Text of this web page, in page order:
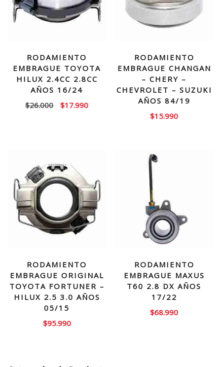
RODAMIENTO
EMBRAGUE TOYOTA
HILUX 2.4CC 2.8CC
AÑOS 16/24
$26.000
El
$17.990El
RODAMIENTO
EMBRAGUE CHANGAN
– CHERY –
CHEVROLET – SUZUKI
AÑOS 84/19
$15.990
RODAMIENTO
EMBRAGUE ORIGINAL
TOYOTA FORTUNER –
HILUX 2.5 3.0 AÑOS
05/15
$95.990
RODAMIENTO
EMBRAGUE MAXUS
T60 2.8 DX AÑOS
17/22
$68.990